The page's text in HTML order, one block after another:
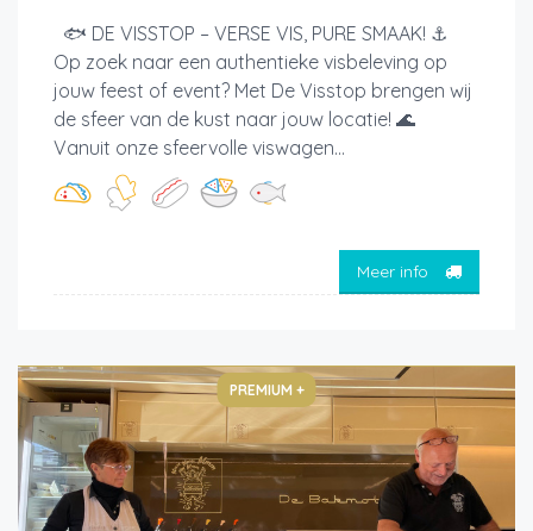
🐟 DE VISSTOP – VERSE VIS, PURE SMAAK! ⚓
Op zoek naar een authentieke visbeleving op
jouw feest of event? Met De Visstop brengen wij
de sfeer van de kust naar jouw locatie! 🌊
Vanuit onze sfeervolle viswagen...
Meer info
PREMIUM +